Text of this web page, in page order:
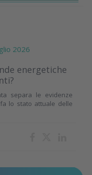
2026
energetiche
separa le evidenze
lo stato attuale delle